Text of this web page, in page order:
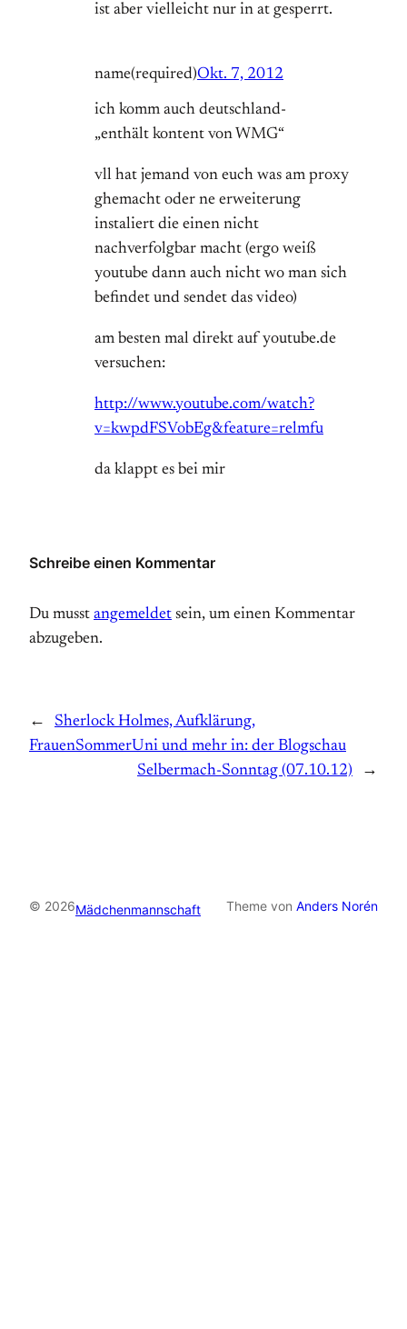
ist aber vielleicht nur in at gesperrt.
name(required)Okt. 7, 2012
ich komm auch deutschland-
„enthält kontent von WMG“
vll hat jemand von euch was am proxy
ghemacht oder ne erweiterung
instaliert die einen nicht
nachverfolgbar macht (ergo weiß
youtube dann auch nicht wo man sich
befindet und sendet das video)
am besten mal direkt auf youtube.de
versuchen:
http://www.youtube.com/watch?
v=kwpdFSVobEg&feature=relmfu
da klappt es bei mir
Schreibe einen Kommentar
Du musst angemeldet sein, um einen Kommentar
abzugeben.
←
Sherlock Holmes, Aufklärung,
FrauenSommerUni und mehr in: der Blogschau
Selbermach-Sonntag (07.10.12)
→
© 2026Mädchenmannschaft Theme von Anders Norén